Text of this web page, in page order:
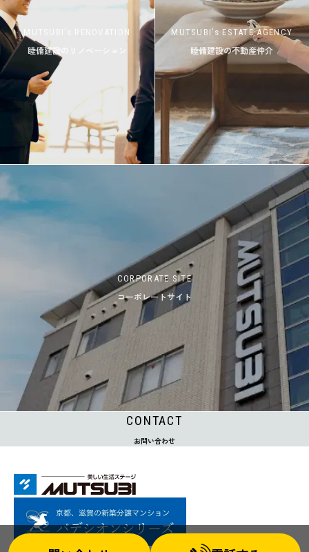
MUTSUBI’s RENOVATION
睦備建設のリノベーション
MUTSUBI’s ESTATE AGENCY
睦備建設の不動産仲介
CORPORATE SITE
コーポレートサイト
CONTACT
お問い合わせ